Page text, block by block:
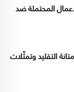
المحتملة ضد
التقليد وتمثّلات